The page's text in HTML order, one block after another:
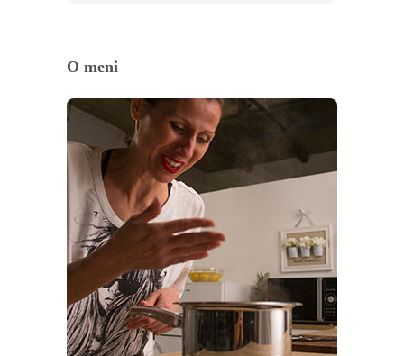
O meni